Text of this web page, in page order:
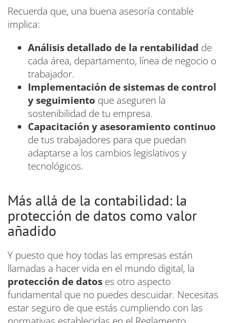
Recuerda que, una buena asesoría contable
implica:
Análisis detallado de la rentabilidad de
cada área, departamento, línea de negocio o
trabajador.
Implementación de sistemas de control
y seguimiento que aseguren la
sostenibilidad de tu empresa.
Capacitación y asesoramiento continuo
de tus trabajadores para que puedan
adaptarse a los cambios legislativos y
tecnológicos.
Más allá de la contabilidad: la
protección de datos como valor
añadido
Y puesto que hoy todas las empresas están
llamadas a hacer vida en el mundo digital, la
protección de datos es otro aspecto
fundamental que no puedes descuidar. Necesitas
estar seguro de que estás cumpliendo con las